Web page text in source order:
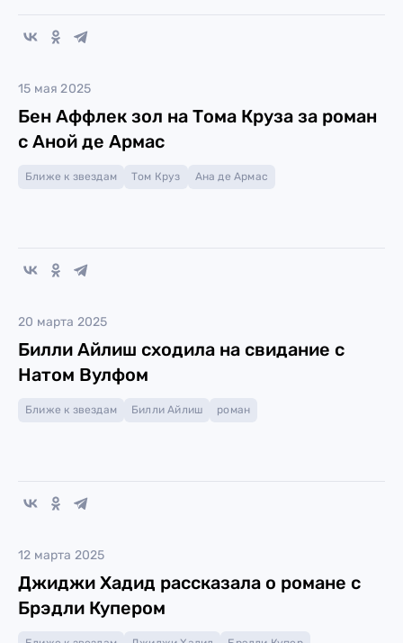
15 мая 2025
Бен Аффлек зол на Тома Круза за роман
с Аной де Армас
Ближе к звездам Том Круз Ана де Армас
20 марта 2025
Билли Айлиш сходила на свидание с
Натом Вулфом
Ближе к звездам Билли Айлиш роман
12 марта 2025
Джиджи Хадид рассказала о романе с
Брэдли Купером